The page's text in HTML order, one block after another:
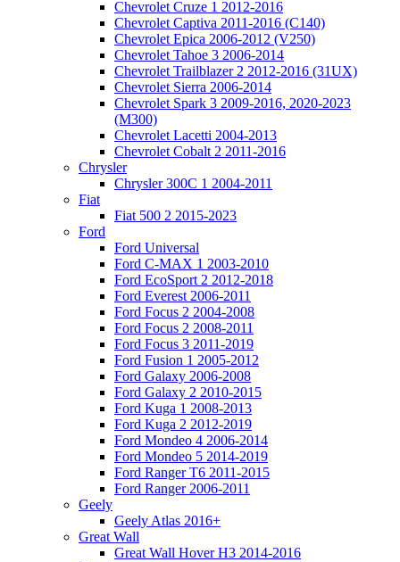
Chevrolet Cruze 1 2012-2016
Chevrolet Captiva 2011-2016 (C140)
Chevrolet Epica 2006-2012 (V250)
Chevrolet Tahoe 3 2006-2014
Chevrolet Trailblazer 2 2012-2016 (31UX)
Chevrolet Sierra 2006-2014
Chevrolet Spark 3 2009-2016, 2020-2023
(M300)
Chevrolet Lacetti 2004-2013
Chevrolet Cobalt 2 2011-2016
Chrysler
Chrysler 300C 1 2004-2011
Fiat
Fiat 500 2 2015-2023
Ford
Ford Universal
Ford C-MAX 1 2003-2010
Ford EcoSport 2 2012-2018
Ford Everest 2006-2011
Ford Focus 2 2004-2008
Ford Focus 2 2008-2011
Ford Focus 3 2011-2019
Ford Fusion 1 2005-2012
Ford Galaxy 2006-2008
Ford Galaxy 2 2010-2015
Ford Kuga 1 2008-2013
Ford Kuga 2 2012-2019
Ford Mondeo 4 2006-2014
Ford Mondeo 5 2014-2019
Ford Ranger T6 2011-2015
Ford Ranger 2006-2011
Geely
Geely Atlas 2016+
Great Wall
Great Wall Hover H3 2014-2016